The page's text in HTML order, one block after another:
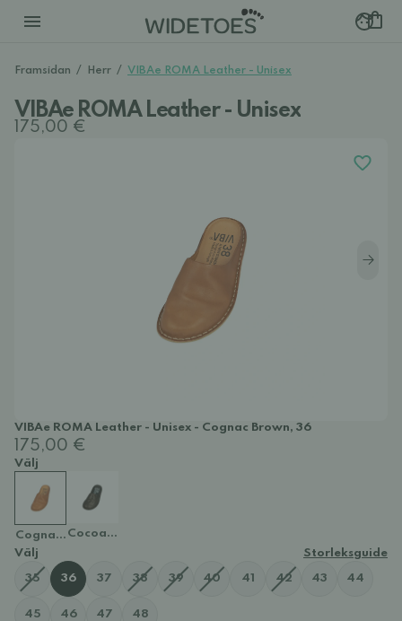
Framsidan / Herr / VIBAe ROMA Leather - Unisex
VIBAe ROMA Leather - Unisex
175,00 €
VIBAe ROMA Leather - Unisex - Cognac Brown, 36
175,00 €
Välj
Cognac BrownCocoa Brown
Välj
Storleksguide
35 36 37 38 39 40 41 42 43 44
45 46 47 48